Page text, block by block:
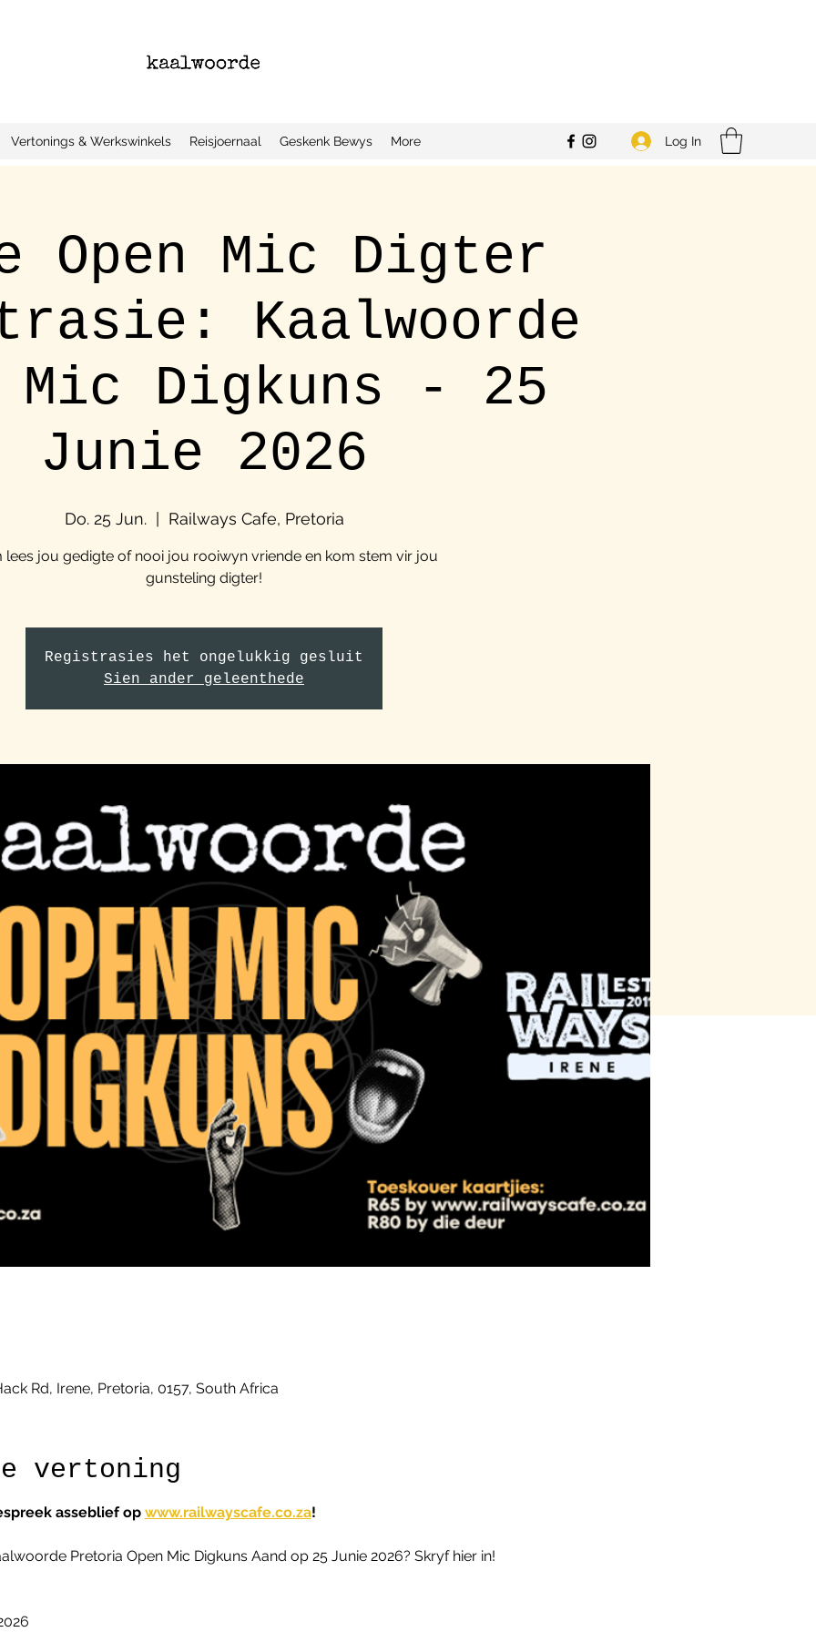
Vertonings & Werkswinkels Reisjoernaal Geskenk Bewys More Log In
Open Mic Digter
Kaalwoorde
Mic Digkuns - 25
Junie 2026
Do. 25 Jun.
  |
Railways Cafe, Pretoria
lees jou gedigte of nooi jou rooiwyn vriende en kom stem vir jou
gunsteling digter!
Registrasies het ongelukkig gesluit
Sien ander geleenthede
Rd, Irene, Pretoria, 0157, South Africa
vertoning
asseblief op www.railwayscafe.co.za!
Pretoria Open Mic Digkuns Aand op 25 Junie 2026? Skryf hier in!